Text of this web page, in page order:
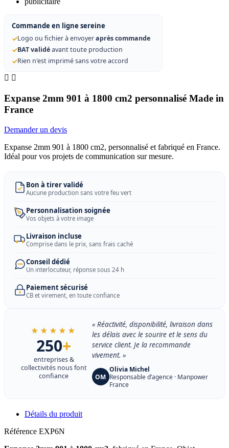
Commande en ligne sereine
✓Logo ou fichier à envoyeraprès commande
✓BAT validéavant toute production
✓Rien n'est imprimé sans votre accord
 
Expanse 2mm 901 à 1800 cm2 personnalisé Made in
France
Demander un devis
Expanse 2mm 901 à 1800 cm2, personnalisé et fabriqué en France.
Idéal pour vos projets de communication sur mesure.
Bon à tirer validé
Aucune production sans votre feu vert
Personnalisation soignée
Vos objets à votre image
Livraison incluse
Comprise dans le prix, sans frais caché
Conseil dédié
Un interlocuteur, réponse sous 24 h
Paiement sécurisé
CB et virement, en toute confiance
★★★★★
250+
entreprises &
collectivités nous font
confiance
« Réactivité, disponibilité, livraison dans
les délais avec le sourire et le sens du
service client. Je la recommande
vivement. »
OM
Olivia Michel
Responsable d’agence · Manpower
France
Détails du produit
Référence EXP6N